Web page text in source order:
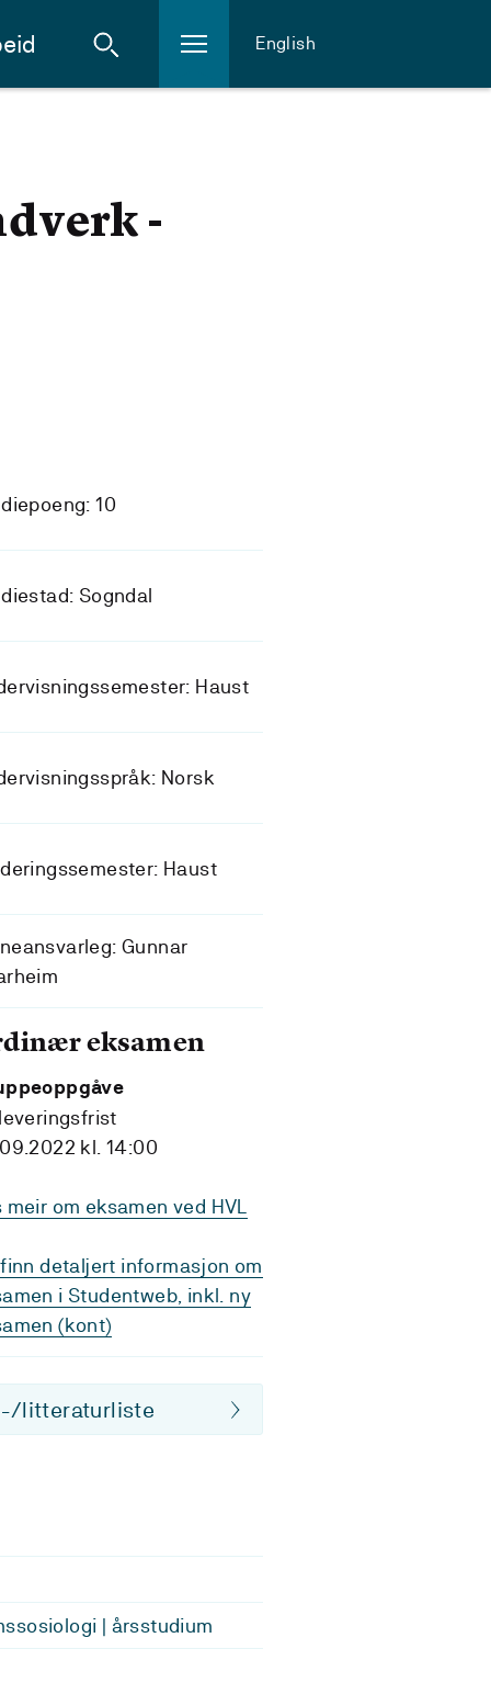
English
-
10
Sogndal
Haust
Norsk
Haust
Gunnar
eksamen
kl. 14:00
meir om eksamen ved HVL
detaljert informasjon om
i Studentweb, inkl. ny
(kont)
litteraturliste
| årsstudium